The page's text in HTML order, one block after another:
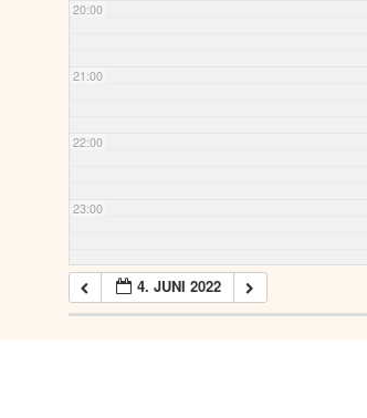
20:00
21:00
22:00
23:00
4. JUNI 2022